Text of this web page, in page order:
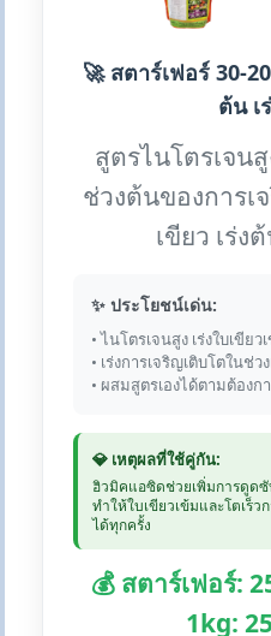
🚀 สตาร์เฟอร์ 30-
ต้น เ
สูตรไนโตรเจน
ช่วงต้นของการเ
เขียว เร่ง
✨ ประโยชน์เด่น:
• ไนโตรเจนสูง เร่งใบเขียว
• เร่งการเจริญเติบโตในช่ว
• ผสมสูตรเองได้ตามต้องก
💎 เหตุผลที่ใช้คู่กัน:
ฮิวมิคแอซิดช่วยเพิ่มการดูดซั
ทำให้ใบเขียวเข้มและโตเร็
ได้ทุกครั้ง
💰 สตาร์เฟอร์:
1kg: